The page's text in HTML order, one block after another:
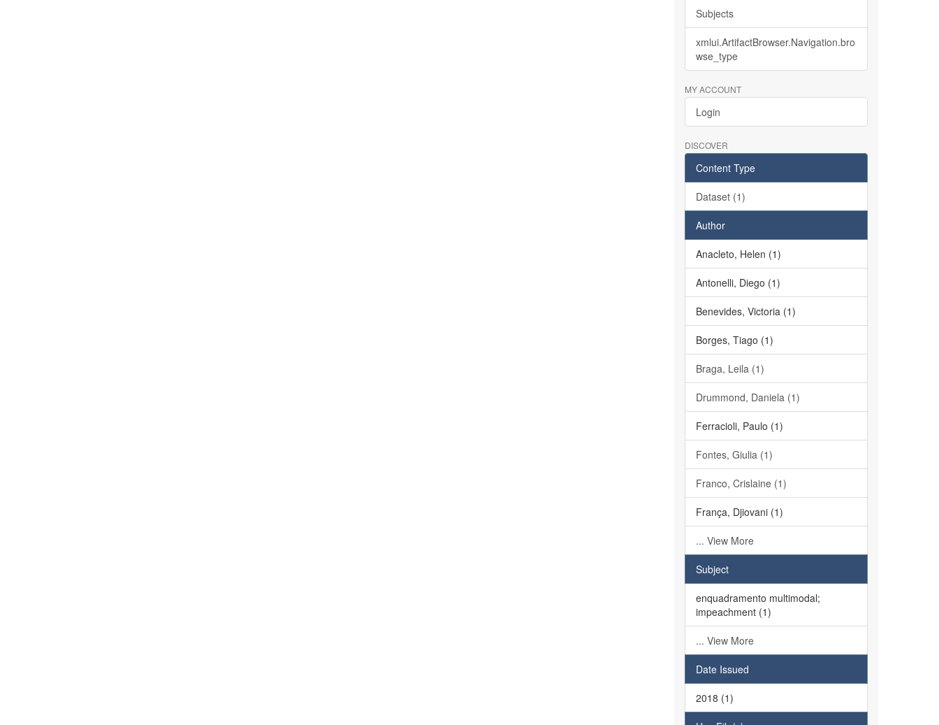
Subjects
xmlui.ArtifactBrowser.Navigation.bro
wse_type
MY ACCOUNT
Login
DISCOVER
Content Type
Dataset (1)
Author
Anacleto, Helen (1)
Antonelli, Diego (1)
Benevides, Victoria (1)
Borges, Tiago (1)
Braga, Leila (1)
Drummond, Daniela (1)
Ferracioli, Paulo (1)
Fontes, Giulia (1)
Franco, Crislaine (1)
França, Djiovani (1)
... View More
Subject
enquadramento multimodal;
impeachment (1)
... View More
Date Issued
2018 (1)